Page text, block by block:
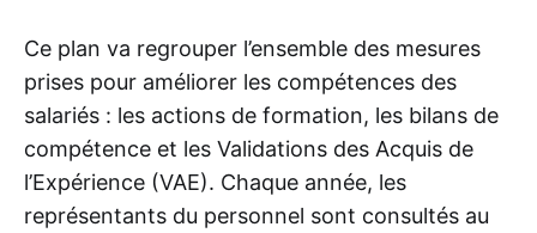
Ce plan va regrouper l’ensemble des mesures
prises pour améliorer les compétences des
salariés : les actions de formation, les bilans de
compétence et les Validations des Acquis de
l’Expérience (VAE). Chaque année, les
représentants du personnel sont consultés au